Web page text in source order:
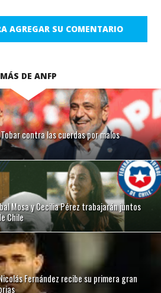
AGREGAR SU COMENTARIO
MÁS DE ANFP
contra las cuerdas por malos
Mosa y Cecilia Pérez trabajarán juntos
Chile
Fernández recibe su primera gran